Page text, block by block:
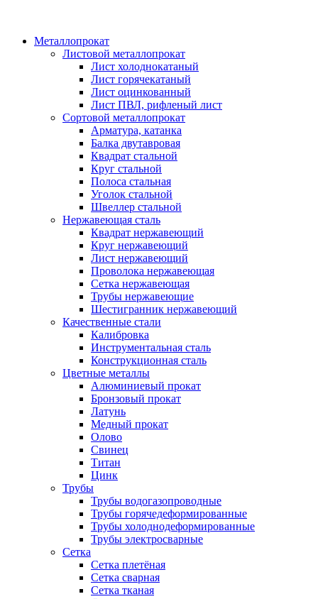
Металлопрокат
Листовой металлопрокат
Лист холоднокатаный
Лист горячекатаный
Лист оцинкованный
Лист ПВЛ, рифленый лист
Сортовой металлопрокат
Арматура, катанка
Балка двутавровая
Квадрат стальной
Круг стальной
Полоса стальная
Уголок стальной
Швеллер стальной
Нержавеющая сталь
Квадрат нержавеющий
Круг нержавеющий
Лист нержавеющий
Проволока нержавеющая
Сетка нержавеющая
Трубы нержавеющие
Шестигранник нержавеющий
Качественные стали
Калибровка
Инструментальная сталь
Конструкционная сталь
Цветные металлы
Алюминиевый прокат
Бронзовый прокат
Латунь
Медный прокат
Олово
Свинец
Титан
Цинк
Трубы
Трубы водогазопроводные
Трубы горячедеформированные
Трубы холоднодеформированные
Трубы электросварные
Сетка
Сетка плетёная
Сетка сварная
Сетка тканая